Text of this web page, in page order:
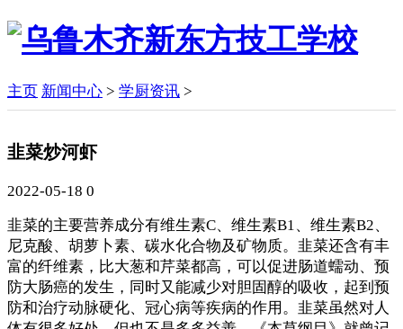
主页 新闻中心 > 学厨资讯 >
韭菜炒河虾
2022-05-18 0
韭菜的主要营养成分有维生素C、维生素B1、维生素B2、
尼克酸、胡萝卜素、碳水化合物及矿物质。韭菜还含有丰
富的纤维素，比大葱和芹菜都高，可以促进肠道蠕动、预
防大肠癌的发生，同时又能减少对胆固醇的吸收，起到预
防和治疗动脉硬化、冠心病等疾病的作用。韭菜虽然对人